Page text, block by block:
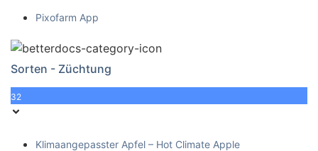
Pixofarm App
Sorten - Züchtung
32
Klimaangepasster Apfel – Hot Climate Apple